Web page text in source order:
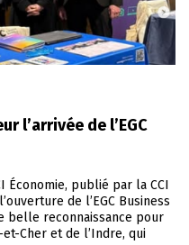
l’arrivée de l’EGC
Économie, publié par la CCI
de l’EGC Business
belle reconnaissance pour
Cher et de l’Indre, qui